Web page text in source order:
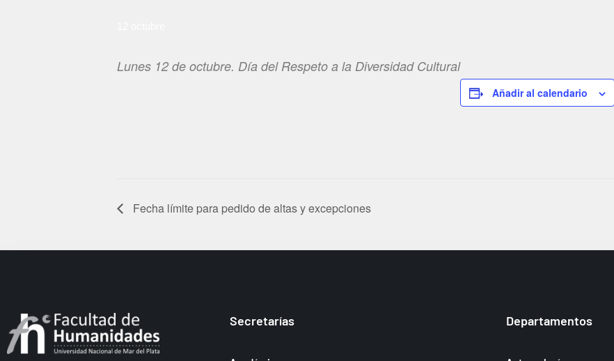
Lunes 12 de octubre. Día del Respeto a la Diversidad Cultural
Añadir al calendario
Fecha límite para pedido de altas y excepciones
Secretarías Departamentos